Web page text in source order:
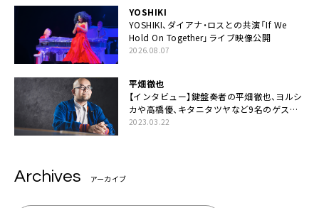
YOSHIKI
YOSHIKI、ダイアナ・ロスとの共演「If We
Hold On Together」ライブ映像公開
2026.08.07
平畑徹也
【インタビュー】鍵盤奏者の平畑徹也、ヨルシ
カや高橋優、キタニタツヤなど9名のゲスト
を迎えた初アルバムに音楽人生の総括「自分
2023.03.22
Archives アーカイブ